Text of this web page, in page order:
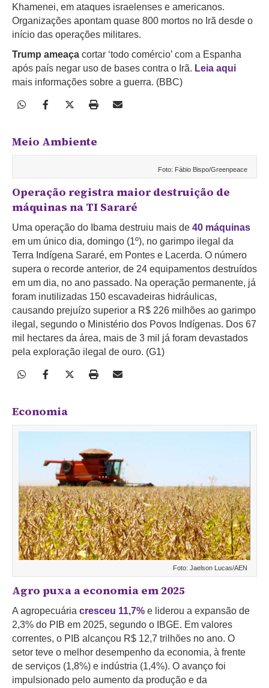
Khamenei, em ataques israelenses e americanos.
Organizações apontam quase 800 mortos no Irã desde o
início das operações militares.
Trump ameaça cortar ‘todo comércio’ com a Espanha
após país negar uso de bases contra o Irã. Leia aqui
mais informações sobre a guerra. (BBC)
Meio Ambiente
Foto: Fábio Bispo/Greenpeace
Operação registra maior destruição de
máquinas na TI Sararé
Uma operação do Ibama destruiu mais de 40 máquinas
em um único dia, domingo (1º), no garimpo ilegal da
Terra Indígena Sararé, em Pontes e Lacerda. O número
supera o recorde anterior, de 24 equipamentos destruídos
em um dia, no ano passado. Na operação permanente, já
foram inutilizadas 150 escavadeiras hidráulicas,
causando prejuízo superior a R$ 226 milhões ao garimpo
ilegal, segundo o Ministério dos Povos Indígenas. Dos 67
mil hectares da área, mais de 3 mil já foram devastados
pela exploração ilegal de ouro. (G1)
Economia
Foto: Jaelson Lucas/AEN
Agro puxa a economia em 2025
A agropecuária cresceu 11,7% e liderou a expansão de
2,3% do PIB em 2025, segundo o IBGE. Em valores
correntes, o PIB alcançou R$ 12,7 trilhões no ano. O
setor teve o melhor desempenho da economia, à frente
de serviços (1,8%) e indústria (1,4%). O avanço foi
impulsionado pelo aumento da produção e da